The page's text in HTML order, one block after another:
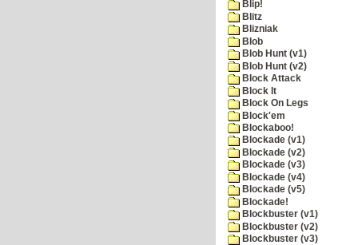
Blip!
Blitz
Blizniak
Blob
Blob Hunt (v1)
Blob Hunt (v2)
Block Attack
Block It
Block On Legs
Block'em
Blockaboo!
Blockade (v1)
Blockade (v2)
Blockade (v3)
Blockade (v4)
Blockade (v5)
Blockade!
Blockbuster (v1)
Blockbuster (v2)
Blockbuster (v3)